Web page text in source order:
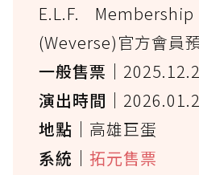
E.L.F.
(Weverse)官方會員
一般售票｜
演出時間｜
地點｜ 高雄巨蛋
系統｜ 拓元售票